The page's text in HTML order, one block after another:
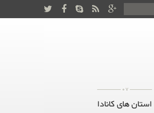
07
استان های کانادا